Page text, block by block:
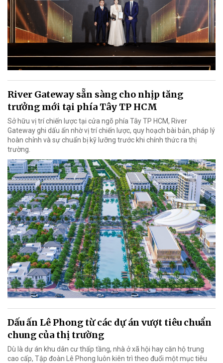
River Gateway sẵn sàng cho nhịp tăng
trưởng mới tại phía Tây TP HCM
Sở hữu vị trí chiến lược tại cửa ngõ phía Tây TP HCM, River
Gateway ghi dấu ấn nhờ vị trí chiến lược, quy hoạch bài bản, pháp lý
hoàn chỉnh và sự chuẩn bị kỹ lưỡng trước khi chính thức ra thị
trường.
Dấu ấn Lê Phong từ các dự án vượt tiêu chuẩn
chung của thị trường
Dù là dự án khu dân cư thấp tầng, nhà ở xã hội hay căn hộ trung
cao cấp, Tập đoàn Lê Phong luôn kiên trì theo đuổi một mục tiêu